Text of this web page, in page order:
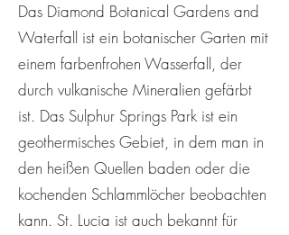
Das Diamond Botanical Gardens and
Waterfall ist ein botanischer Garten mit
einem farbenfrohen Wasserfall, der
durch vulkanische Mineralien gefärbt
ist. Das Sulphur Springs Park ist ein
geothermisches Gebiet, in dem man in
den heißen Quellen baden oder die
kochenden Schlammlöcher beobachten
kann. St. Lucia ist auch bekannt für